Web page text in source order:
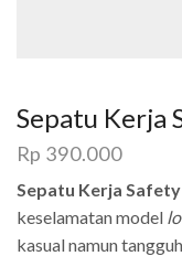
Sepatu Kerja
Rp 390.000
Sepatu Kerja
keselamatan model
kasual namun